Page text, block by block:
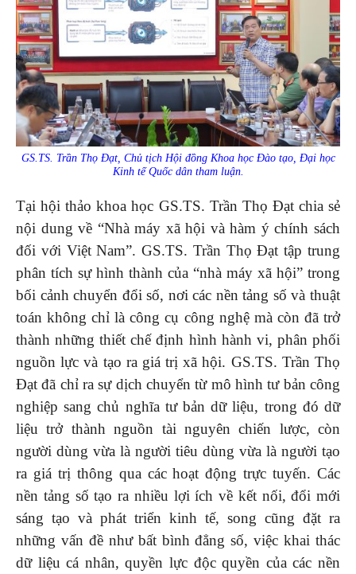
GS.TS. Trần Thọ Đạt, Chủ tịch Hội đồng Khoa học Đào tạo, Đại học
Kinh tế Quốc dân tham luận.
Tại hội thảo khoa học GS.TS. Trần Thọ Đạt chia sẻ
nội dung về “Nhà máy xã hội và hàm ý chính sách
đối với Việt Nam”. GS.TS. Trần Thọ Đạt tập trung
phân tích sự hình thành của “nhà máy xã hội” trong
bối cảnh chuyển đổi số, nơi các nền tảng số và thuật
toán không chỉ là công cụ công nghệ mà còn đã trở
thành những thiết chế định hình hành vi, phân phối
nguồn lực và tạo ra giá trị xã hội. GS.TS. Trần Thọ
Đạt đã chỉ ra sự dịch chuyển từ mô hình tư bản công
nghiệp sang chủ nghĩa tư bản dữ liệu, trong đó dữ
liệu trở thành nguồn tài nguyên chiến lược, còn
người dùng vừa là người tiêu dùng vừa là người tạo
ra giá trị thông qua các hoạt động trực tuyến. Các
nền tảng số tạo ra nhiều lợi ích về kết nối, đổi mới
sáng tạo và phát triển kinh tế, song cũng đặt ra
những vấn đề như bất bình đẳng số, việc khai thác
dữ liệu cá nhân, quyền lực độc quyền của các nền